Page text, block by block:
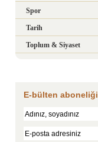
Spor
Tarih
Toplum & Siyaset
E-bülten aboneliği